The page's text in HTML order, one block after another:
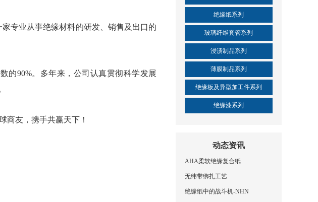
绝缘纸系列
玻璃纤维套管系列
浸渍制品系列
薄膜制品系列
绝缘板及异型加工件系列
绝缘漆系列
动态资讯
AHA柔软绝缘复合纸
无纬带绑扎工艺
绝缘纸中的战斗机-NHN
专业从事绝缘材料的研发、销售及出口的
的90%。多年来，公司认真贯彻科学发展
友，携手共赢天下！